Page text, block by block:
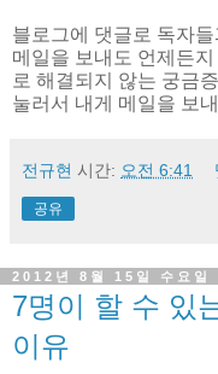
블로그에 댓글로 독자
메일을 보내도 언제든
로 해결되지 않는 궁금
눌러서 내게 메일을 보
전규현 시간: 오전 6:41
공유
2012년 8월 15일 수요일
7명이 할 수 있
이유